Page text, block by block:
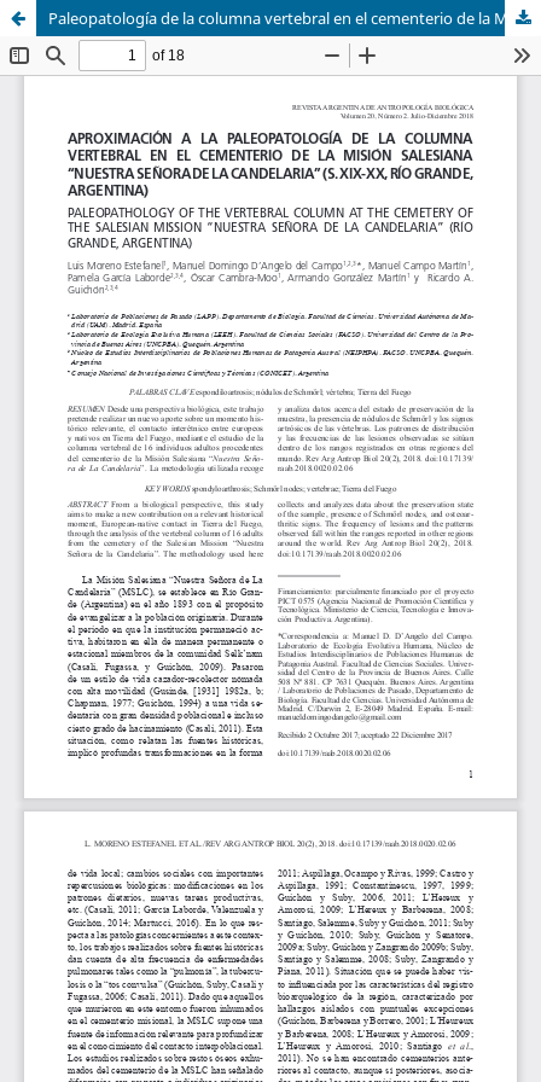
Paleopatología de la columna vertebral en el cementerio de la Misión Salesiana "Nuestra Señora de la Candelaria" (Río Grande, Argentina)